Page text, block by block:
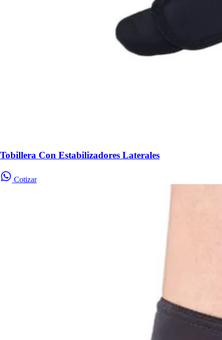
Tobillera Con Estabilizadores Laterales
Cotizar